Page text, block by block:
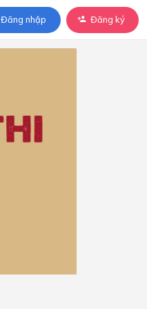
Đăng nhập Đăng ký